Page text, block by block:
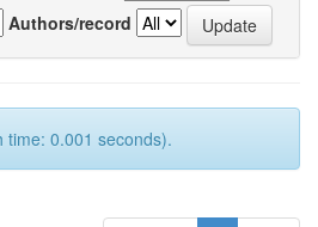
Authors/record
time: 0.001 seconds).